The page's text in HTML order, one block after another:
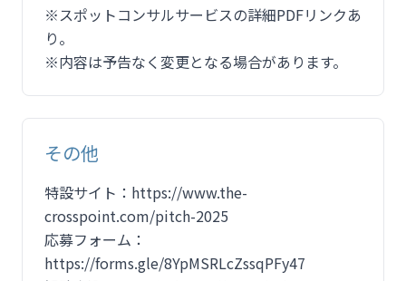
※スポットコンサルサービスの詳細PDFリンクあ
り。
※内容は予告なく変更となる場合があります。
その他
特設サイト：https://www.the-
crosspoint.com/pitch-2025
応募フォーム：
https://forms.gle/8YpMSRLcZssqPFy47